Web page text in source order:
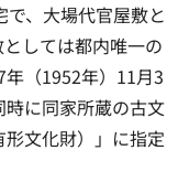
、大場代官屋敷と
しては都内唯一の
（1952年）11月3
に同家所蔵の古文
文化財）」に指定